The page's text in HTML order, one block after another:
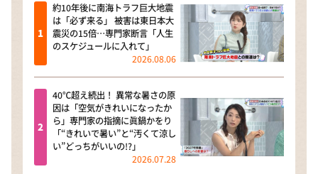
約10年後に南海トラフ巨大地震
は「必ず来る」 被害は東日本大
震災の15倍…専門家断言「人生
のスケジュールに入れて」
2026.08.06
40℃超え続出！ 異常な暑さの原
因は「空気がきれいになったか
ら」専門家の指摘に眞鍋かをり
「“きれいで暑い”と“汚くて涼し
い”どっちがいいの!?」
2026.07.28